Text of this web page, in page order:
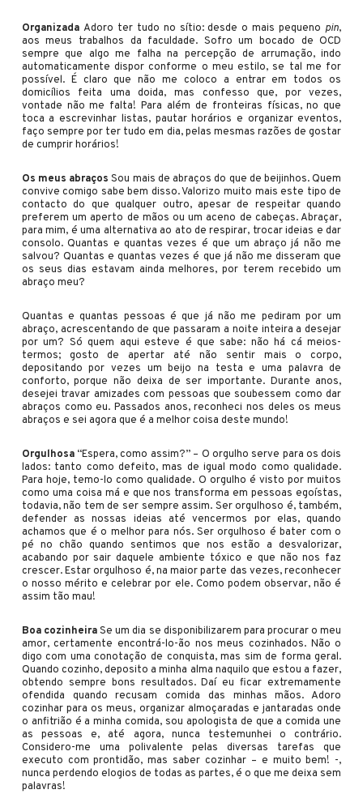
Organizada Adoro ter tudo no sítio: desde o mais pequeno pin,
aos meus trabalhos da faculdade. Sofro um bocado de OCD
sempre que algo me falha na percepção de arrumação, indo
automaticamente dispor conforme o meu estilo, se tal me for
possível. É claro que não me coloco a entrar em todos os
domicílios feita uma doida, mas confesso que, por vezes,
vontade não me falta! Para além de fronteiras físicas, no que
toca a escrevinhar listas, pautar horários e organizar eventos,
faço sempre por ter tudo em dia, pelas mesmas razões de gostar
de cumprir horários!
Os meus abraçosSou mais de abraços do que de beijinhos. Quem
convive comigo sabe bem disso. Valorizo muito mais este tipo de
contacto do que qualquer outro, apesar de respeitar quando
preferem um aperto de mãos ou um aceno de cabeças. Abraçar,
para mim, é uma alternativa ao ato de respirar, trocar ideias e dar
consolo. Quantas e quantas vezes é que um abraço já não me
salvou? Quantas e quantas vezes é que já não me disseram que
os seus dias estavam ainda melhores, por terem recebido um
abraço meu?
Quantas e quantas pessoas é que já não me pediram por um
abraço, acrescentando de que passaram a noite inteira a desejar
por um? Só quem aqui esteve é que sabe: não há cá meios-
termos; gosto de apertar até não sentir mais o corpo,
depositando por vezes um beijo na testa e uma palavra de
conforto, porque não deixa de ser importante. Durante anos,
desejei travar amizades com pessoas que soubessem como dar
abraços como eu. Passados anos, reconheci nos deles os meus
abraços e sei agora que é a melhor coisa deste mundo!
Orgulhosa “Espera, como assim?” – O orgulho serve para os dois
lados: tanto como defeito, mas de igual modo como qualidade.
Para hoje, temo-lo como qualidade. O orgulho é visto por muitos
como uma coisa má e que nos transforma em pessoas egoístas,
todavia, não tem de ser sempre assim. Ser orgulhoso é, também,
defender as nossas ideias até vencermos por elas, quando
achamos que é o melhor para nós. Ser orgulhoso é bater com o
pé no chão quando sentimos que nos estão a desvalorizar,
acabando por sair daquele ambiente tóxico e que não nos faz
crescer. Estar orgulhoso é, na maior parte das vezes, reconhecer
o nosso mérito e celebrar por ele. Como podem observar, não é
assim tão mau!
Boa cozinheiraSe um dia se disponibilizarem para procurar o meu
amor, certamente encontrá-lo-ão nos meus cozinhados. Não o
digo com uma conotação de conquista, mas sim de forma geral.
Quando cozinho, deposito a minha alma naquilo que estou a fazer,
obtendo sempre bons resultados. Daí eu ficar extremamente
ofendida quando recusam comida das minhas mãos. Adoro
cozinhar para os meus, organizar almoçaradas e jantaradas onde
o anfitrião é a minha comida, sou apologista de que a comida une
as pessoas e, até agora, nunca testemunhei o contrário.
Considero-me uma polivalente pelas diversas tarefas que
executo com prontidão, mas saber cozinhar – e muito bem! -,
nunca perdendo elogios de todas as partes, é o que me deixa sem
palavras!